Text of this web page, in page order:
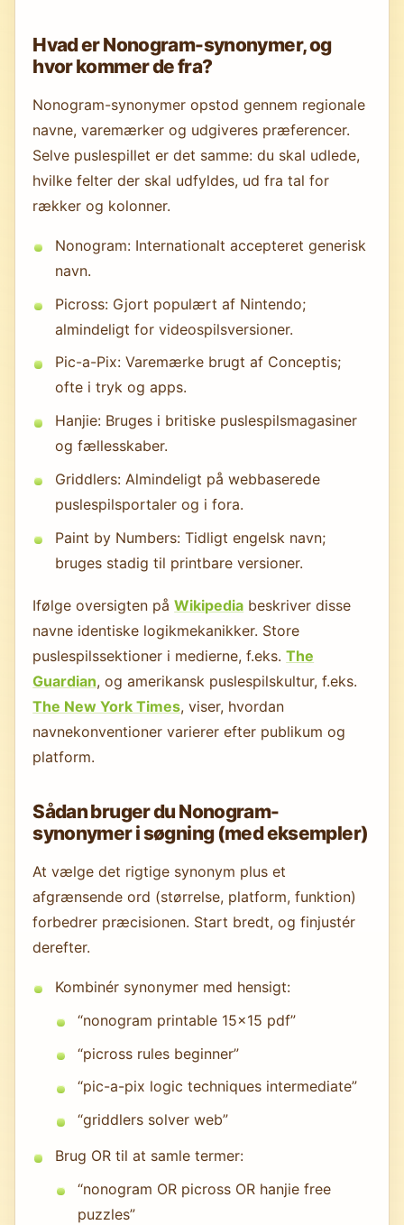
Hvad er Nonogram-synonymer, og
hvor kommer de fra?
Nonogram-synonymer opstod gennem regionale
navne, varemærker og udgiveres præferencer.
Selve puslespillet er det samme: du skal udlede,
hvilke felter der skal udfyldes, ud fra tal for
rækker og kolonner.
Nonogram: Internationalt accepteret generisk
navn.
Picross: Gjort populært af Nintendo;
almindeligt for videospilsversioner.
Pic-a-Pix: Varemærke brugt af Conceptis;
ofte i tryk og apps.
Hanjie: Bruges i britiske puslespilsmagasiner
og fællesskaber.
Griddlers: Almindeligt på webbaserede
puslespilsportaler og i fora.
Paint by Numbers: Tidligt engelsk navn;
bruges stadig til printbare versioner.
Ifølge oversigten påWikipedia beskriver disse
navne identiske logikmekanikker. Store
puslespilssektioner i medierne, f.eks.The
Guardian, og amerikansk puslespilskultur, f.eks.
The New York Times, viser, hvordan
navnekonventioner varierer efter publikum og
platform.
Sådan bruger du Nonogram-
synonymer i søgning (med eksempler)
At vælge det rigtige synonym plus et
afgrænsende ord (størrelse, platform, funktion)
forbedrer præcisionen. Start bredt, og finjustér
derefter.
Kombinér synonymer med hensigt:
“nonogram printable 15x15 pdf”
“picross rules beginner”
“pic-a-pix logic techniques intermediate”
“griddlers solver web”
Brug OR til at samle termer:
“nonogram OR picross OR hanjie free
puzzles”